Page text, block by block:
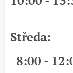
Středa:
8:00 -